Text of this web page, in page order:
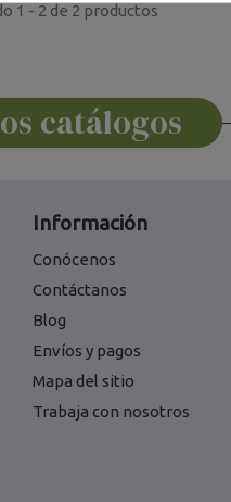
1 - 2 de 2 productos
catálogos
Información
Conócenos
Contáctanos
Blog
Envíos y pagos
Mapa del sitio
Trabaja con nosotros